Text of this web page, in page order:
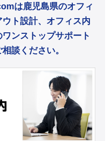
は鹿児島県のオフィ
ト設計、オフィス内
ンストップサポート
談ください。